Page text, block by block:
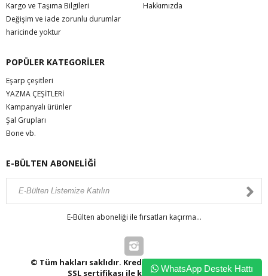
Kargo ve Taşıma Bilgileri
Değişim ve iade zorunlu durumlar
haricinde yoktur
Hakkımızda
POPÜLER KATEGORİLER
Eşarp çeşitleri
YAZMA ÇEŞİTLERİ
Kampanyalı ürünler
Şal Grupları
Bone vb.
E-BÜLTEN ABONELİĞİ
E-Bülten aboneliği ile fırsatları kaçırma...
© Tüm hakları saklıdır. Kredi kartı bilgileriniz 256bit
SSL sertifikası ile korunmaktadır.WhatsApp Destek Hattı